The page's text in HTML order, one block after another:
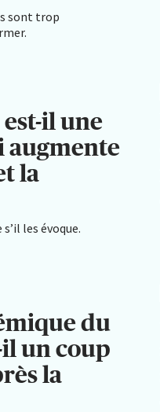
sont trop
il une
augmente
la
les évoque.
du
un coup
la